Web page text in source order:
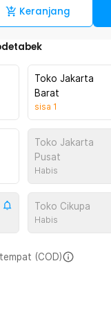
Keranjang
Toko Jakarta
Barat
sisa 1
Toko Jakarta
Pusat
Habis
Toko Cikupa
Habis
(COD)